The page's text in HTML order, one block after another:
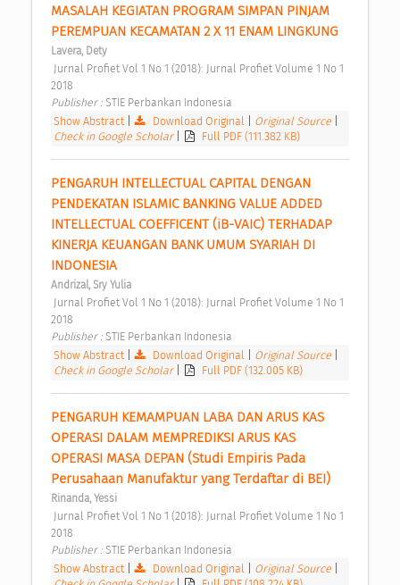
MASALAH KEGIATAN PROGRAM SIMPAN PINJAM
PEREMPUAN KECAMATAN 2 X 11 ENAM LINGKUNG
Lavera, Dety
2018
Publisher : STIE Perbankan Indonesia
Show Abstract| Download Original Original Source
Check in Google Scholar
Full PDF (111.382 KB)
PENGARUH INTELLECTUAL CAPITAL DENGAN
PENDEKATAN ISLAMIC BANKING VALUE ADDED
INTELLECTUAL COEFFICENT (iB-VAIC) TERHADAP
KINERJA KEUANGAN BANK UMUM SYARIAH DI
INDONESIA
Andrizal, Sry Yulia
2018
Publisher : STIE Perbankan Indonesia
Show Abstract| Download Original Original Source
Check in Google Scholar
Full PDF (132.005 KB)
PENGARUH KEMAMPUAN LABA DAN ARUS KAS
OPERASI DALAM MEMPREDIKSI ARUS KAS
OPERASI MASA DEPAN (Studi Empiris Pada
Perusahaan Manufaktur yang Terdaftar di BEI)
Rinanda, Yessi
2018
Publisher : STIE Perbankan Indonesia
Show Abstract| Download Original Original Source